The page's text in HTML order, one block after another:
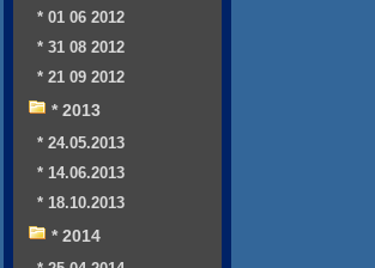
* 01 06 2012
* 31 08 2012
* 21 09 2012
* 2013
* 24.05.2013
* 14.06.2013
* 18.10.2013
* 2014